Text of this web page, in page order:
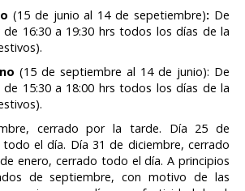
(15 de junio al 14 de sepetiembre): De
de 16:30 a 19:30 hrs todos los días de la
(15 de septiembre al 14 de junio): De
de 15:30 a 18:00 hrs todos los días de la
cerrado por la tarde. Día 25 de
el día. Día 31 de diciembre, cerrado
enero, cerrado todo el día. A principios
de septiembre, con motivo de las